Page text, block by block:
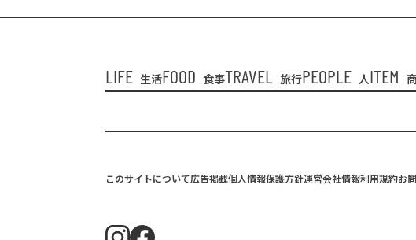
LIFE 生活FOOD 食事TRAVEL 旅行PEOPLE 人ITEM
このサイトについて広告掲載個人情報保護方針運営会社情報利用規約お